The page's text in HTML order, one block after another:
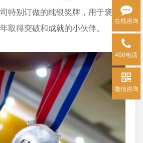
特别订做的纯银奖牌，用于褒奖
取得突破和成就的小伙伴。
在线咨询
400电话
微信咨询